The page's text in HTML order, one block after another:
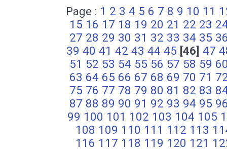
Page : 1 2 3 4 5 6 7 8 9 10 11
15 16 17 18 19 20 21 22 23
27 28 29 30 31 32 33 34 35
39 40 41 42 43 44 45 [46] 47
51 52 53 54 55 56 57 58 59
63 64 65 66 67 68 69 70 71
75 76 77 78 79 80 81 82 83
87 88 89 90 91 92 93 94 95
99 100 101 102 103 104 105
108 109 110 111 112 113
116 117 118 119 120 121